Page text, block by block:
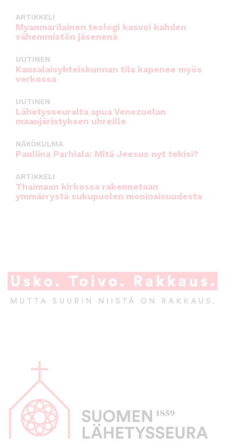
ARTIKKELI
Myanmarilainen teologi kasvoi kahden
vähemmistön jäsenenä
UUTINEN
Kansalaisyhteiskunnan tila kapenee myös
verkossa
UUTINEN
Lähetysseuralta apua Venezuelan
maanjäristyksen uhreille
NÄKÖKULMA
Pauliina Parhiala: Mitä Jeesus nyt tekisi?
ARTIKKELI
Thaimaan kirkossa rakennetaan
ymmärrystä sukupuolen moninaisuudesta
p